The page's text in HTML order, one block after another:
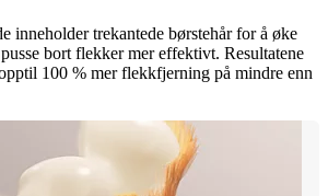
inneholder trekantede børstehår for å øke
bort flekker mer effektivt. Resultatene
100 % mer flekkfjerning på mindre enn